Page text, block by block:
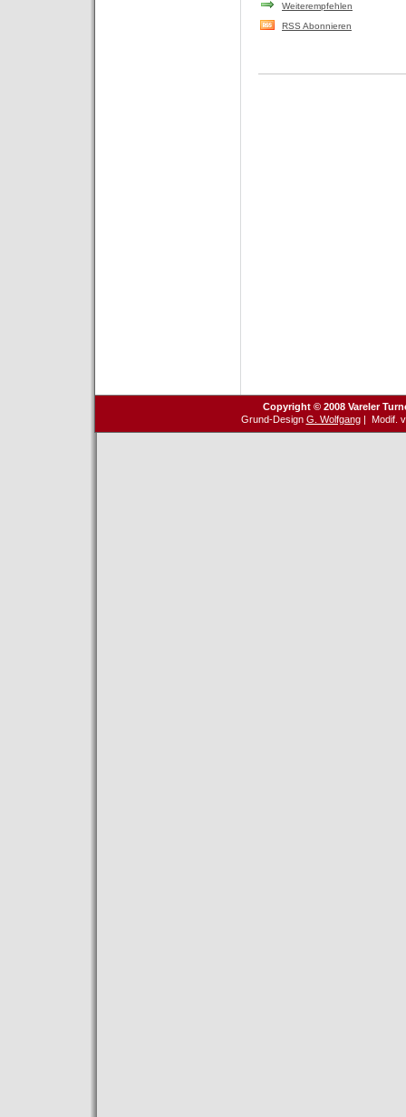
Weiterempfehlen
RSS Abonnieren
Copyright © 2008 Vareler
Grund-Design G. Wolfgang| Modif.